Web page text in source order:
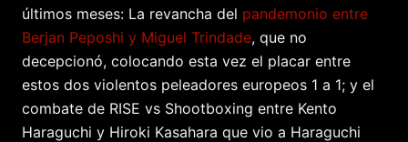
últimos meses: La revancha del pandemonio entre
Berjan Peposhi y Miguel Trindade, que no
decepcionó, colocando esta vez el placar entre
estos dos violentos peleadores europeos 1 a 1; y el
combate de RISE vs Shootboxing entre Kento
Haraguchi y Hiroki Kasahara que vio a Haraguchi